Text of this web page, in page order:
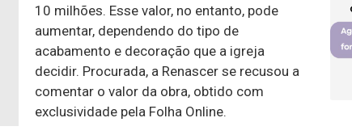
10 milhões. Esse valor, no entanto, pode
aumentar, dependendo do tipo de
acabamento e decoração que a igreja
decidir. Procurada, a Renascer se recusou a
comentar o valor da obra, obtido com
exclusividade pela Folha Online.